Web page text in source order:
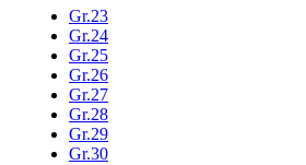
Gr.23
Gr.24
Gr.25
Gr.26
Gr.27
Gr.28
Gr.29
Gr.30